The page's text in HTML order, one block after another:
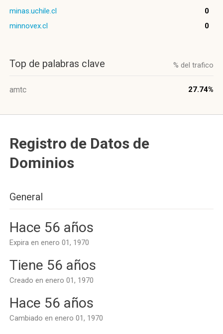
minas.uchile.cl
0
minnovex.cl
0
Top de palabras clave % del trafico
amtc 27.74%
Registro de Datos de
Dominios
General
Hace 56 años
Expira en enero 01, 1970
Tiene 56 años
Creado en enero 01, 1970
Hace 56 años
Cambiado en enero 01, 1970